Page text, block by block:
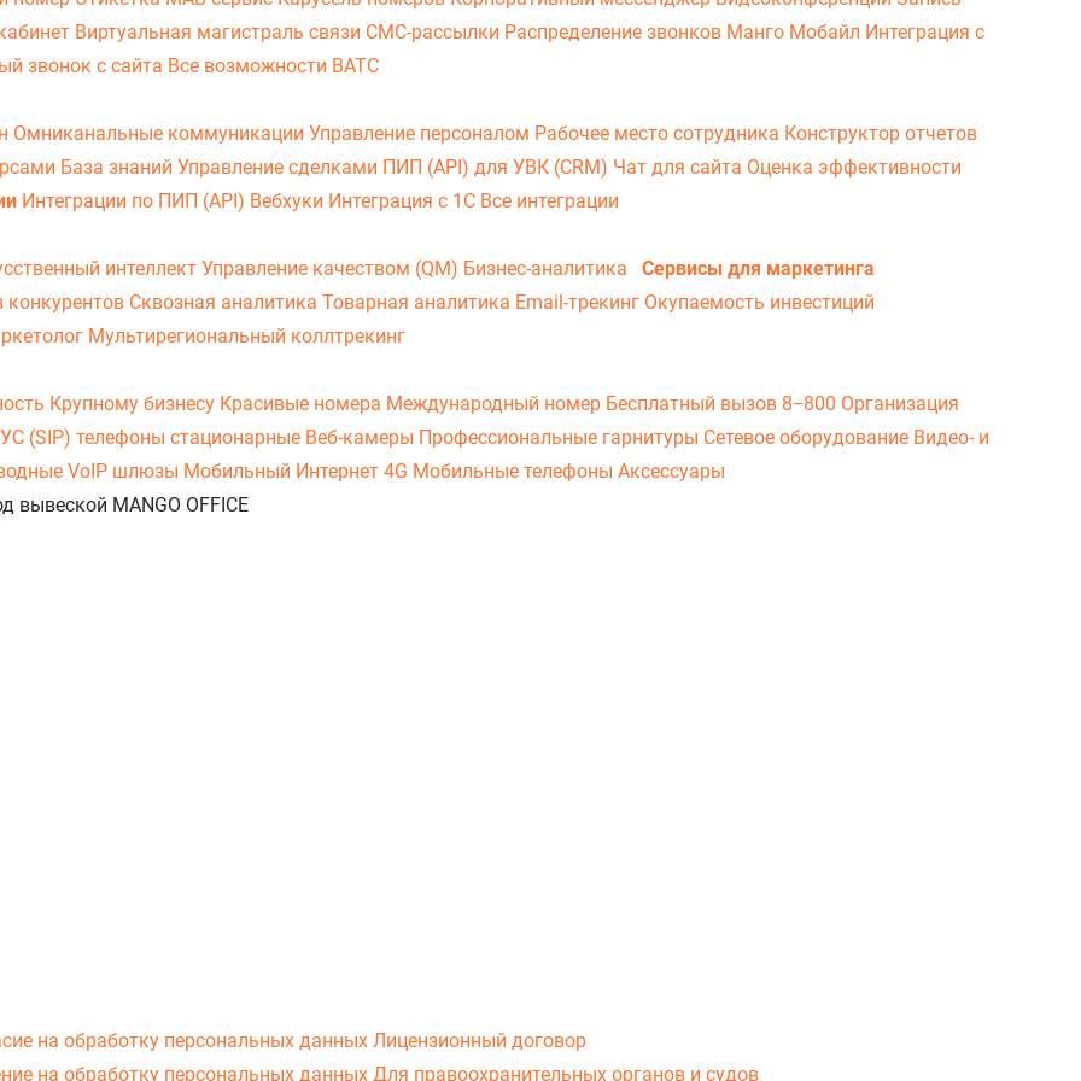
Виртуальная магистраль связи СМС-рассылки Распределение звонков Манго Мобайл Интеграция с
звонок с сайта Все возможности ВАТС
Омниканальные коммуникации Управление персоналом Рабочее место сотрудника Конструктор отчетов
База знаний Управление сделками ПИП (API) для УВК (CRM) Чат для сайта Оценка эффективности
Интеграции по ПИП (API) Вебхуки Интеграция с 1С Все интеграции
интеллект Управление качеством (QM) Бизнес-аналитика
Сервисы для маркетинга
конкурентов Сквозная аналитика Товарная аналитика Email-трекинг Окупаемость инвестиций
Мультирегиональный коллтрекинг
Крупному бизнесу Красивые номера Международный номер Бесплатный вызов 8−800 Организация
(SIP) телефоны стационарные Веб-камеры Профессиональные гарнитуры Сетевое оборудование Видео- и
VoIP шлюзы Мобильный Интернет 4G Мобильные телефоны Аксессуары
вывеской MANGO OFFICE
на обработку персональных данных Лицензионный договор
на обработку персональных данных Для правоохранительных органов и судов